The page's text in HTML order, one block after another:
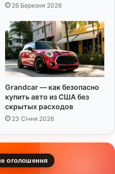
26 Березня 2026
Grandcar — как безопасно
купить авто из США без
скрытых расходов
23 Січня 2026
оголошення